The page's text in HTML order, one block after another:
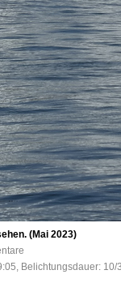
(Mai 2023)
Belichtungsdauer: